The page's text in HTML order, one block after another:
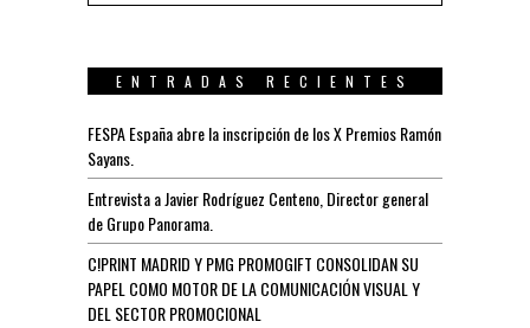
ENTRADAS RECIENTES
FESPA España abre la inscripción de los X Premios Ramón
Sayans.
Entrevista a Javier Rodríguez Centeno, Director general
de Grupo Panorama.
C!PRINT MADRID Y PMG PROMOGIFT CONSOLIDAN SU
PAPEL COMO MOTOR DE LA COMUNICACIÓN VISUAL Y
DEL SECTOR PROMOCIONAL